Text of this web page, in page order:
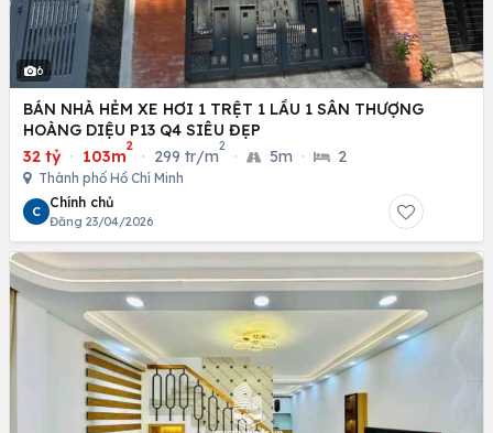
6
BÁN NHÀ HẺM XE HƠI 1 TRỆT 1 LẦU 1 SÂN THƯỢNG
HOÀNG DIỆU P13 Q4 SIÊU ĐẸP
32 tỷ · 103m
2
· 299 tr/m
2
· 5m · 2
Thành phố Hồ Chí Minh
C
Chính chủ
Đăng 23/04/2026